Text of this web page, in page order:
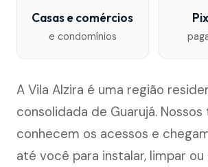
Casas e comércios
e condomínios
A Vila Alzira é uma região
consolidada de Guarujá.
conhecem os acessos e
até você para instalar, limpar